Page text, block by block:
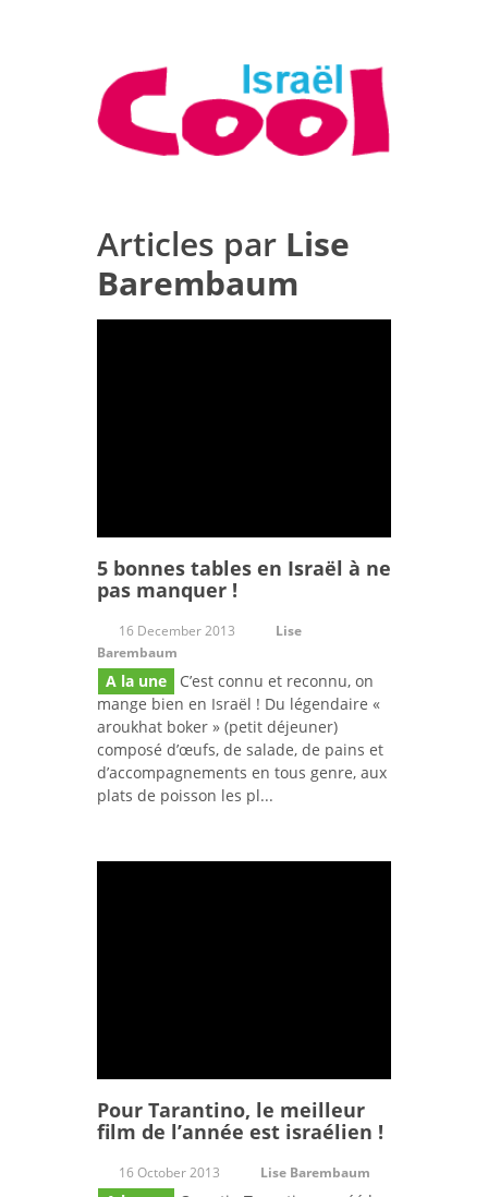
Articles par Lise
Barembaum
5 bonnes tables en Israël à ne
pas manquer !
16 December 2013
Lise
Barembaum
A la une
C’est connu et reconnu, on
mange bien en Israël ! Du légendaire «
aroukhat boker » (petit déjeuner)
composé d’œufs, de salade, de pains et
d’accompagnements en tous genre, aux
plats de poisson les pl...
Pour Tarantino, le meilleur
film de l’année est israélien !
16 October 2013 Lise Barembaum